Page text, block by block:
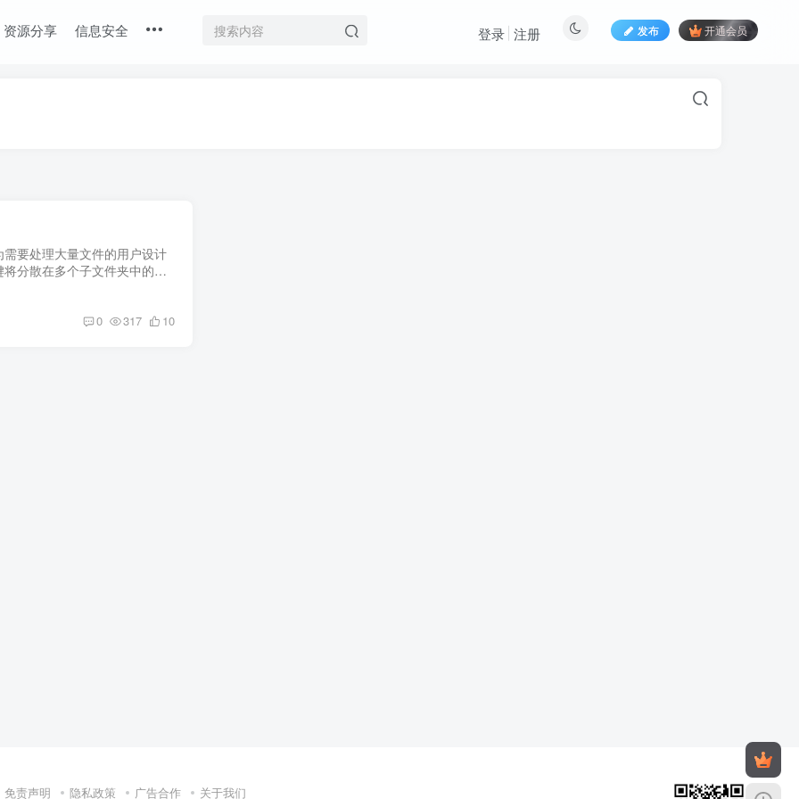
资源分享 信息安全 发布 开通会员
登录 注册
要处理大量文件的用户设计
分散在多个子文件夹中的文
0 317 10
免责声明 隐私政策 广告合作 关于我们